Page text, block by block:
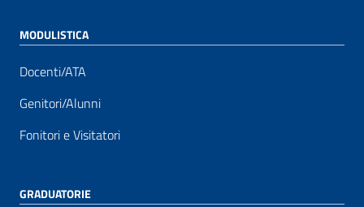
MODULISTICA
Docenti/ATA
Genitori/Alunni
Fonitori e Visitatori
GRADUATORIE